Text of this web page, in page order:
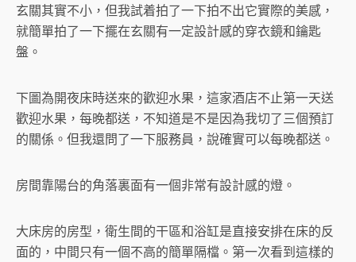
玄關其實不小，但我試着拍了一下拍不出它實際的美感，
就簡單拍了一下擺在玄關有一定設計感的穿衣鏡和鑰匙
盤。
下圖為開夜床時送來的歡迎水果，這家酒店不止第一天送
歡迎水果，每晚都送，不知道是不是因為我切了三個預訂
的關係。但我還問了一下服務員，說確實可以每晚都送。
房間靠陽台的角落裏面有一個非常有設計感的燈。
大床房的房型，衛生間的干區和浴缸是直接安排在床的反
面的，中間只有一個不高的簡單隔檔。第一次看到這樣的